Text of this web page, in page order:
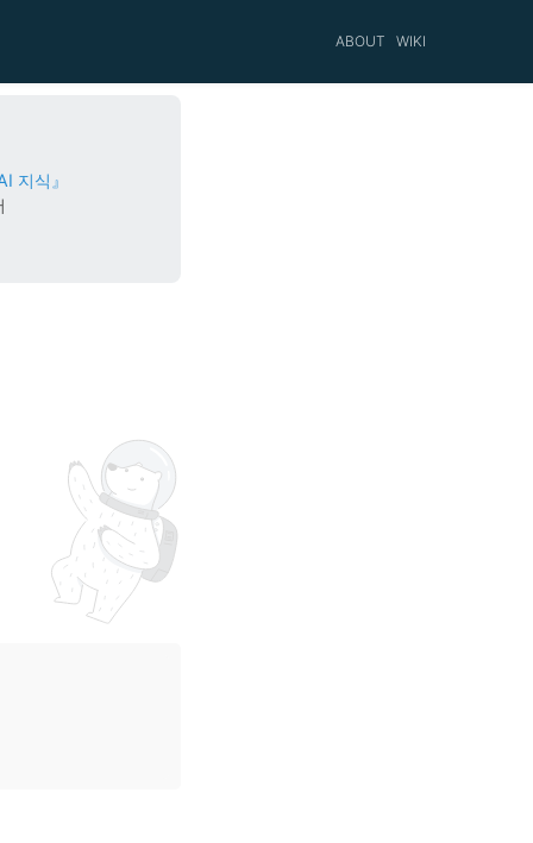
ABOUT WIKI
지식』